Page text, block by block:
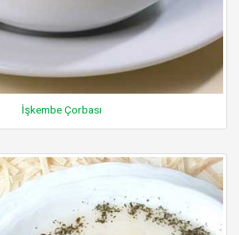
İşkembe Çorbası